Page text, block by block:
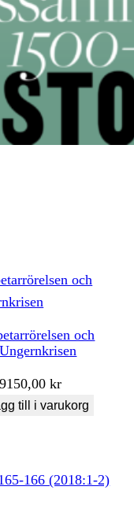
och
Ungernkrisen
150,00kr
till i varukorg